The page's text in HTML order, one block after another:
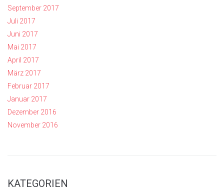
September 2017
Juli 2017
Juni 2017
Mai 2017
April 2017
März 2017
Februar 2017
Januar 2017
Dezember 2016
November 2016
KATEGORIEN